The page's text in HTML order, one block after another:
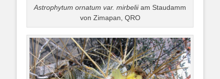
Astrophytum ornatum var. mirbeliiam Staudamm
von Zimapan, QRO